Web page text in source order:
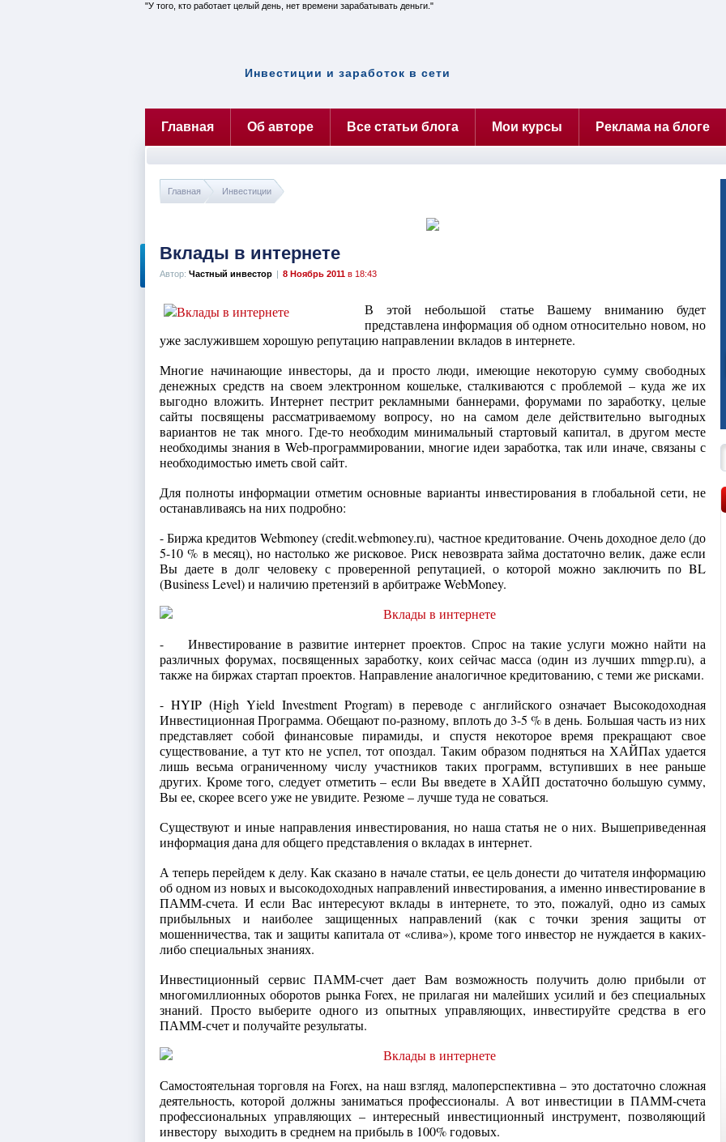
Инвестиции и заработок в сети
У того, кто работает целый день, нет времени зарабатывать деньги.
Главная Об авторе Все статьи блога Мои курсы Реклама на блоге
Главная Инвестиции
Вклады в интернете
Автор: Частный инвестор | 8 Ноябрь 2011 в 18:43
В этой небольшой статье Вашему вниманию будет
представлена информация об одном относительно новом, но
уже заслужившем хорошую репутацию направлении вкладов в интернете.
Многие начинающие инвесторы, да и просто люди, имеющие некоторую сумму свободных
денежных средств на своем электронном кошельке, сталкиваются с проблемой – куда же их
выгодно вложить. Интернет пестрит рекламными баннерами, форумами по заработку, целые
сайты посвящены рассматриваемому вопросу, но на самом деле действительно выгодных
вариантов не так много. Где-то необходим минимальный стартовый капитал, в другом месте
необходимы знания в Web-программировании, многие идеи заработка, так или иначе, связаны с
необходимостью иметь свой сайт.
Для полноты информации отметим основные варианты инвестирования в глобальной сети, не
останавливаясь на них подробно:
- Биржа кредитов Webmoney (credit.webmoney.ru), частное кредитование. Очень доходное дело (до
5-10 % в месяц), но настолько же рисковое. Риск невозврата займа достаточно велик, даже если
Вы даете в долг человеку с проверенной репутацией, о которой можно заключить по BL
(Business Level) и наличию претензий в арбитраже WebMoney.
- Инвестирование в развитие интернет проектов. Спрос на такие услуги можно найти на
различных форумах, посвященных заработку, коих сейчас масса (один из лучших mmgp.ru), а
также на биржах стартап проектов. Направление аналогичное кредитованию, с теми же рисками.
- HYIP (High Yield Investment Program) в переводе с английского означает Высокодоходная
Инвестиционная Программа. Обещают по-разному, вплоть до 3-5 % в день. Большая часть из них
представляет собой финансовые пирамиды, и спустя некоторое время прекращают свое
существование, а тут кто не успел, тот опоздал. Таким образом подняться на ХАЙПах удается
лишь весьма ограниченному числу участников таких программ, вступивших в нее раньше
других. Кроме того, следует отметить – если Вы введете в ХАЙП достаточно большую сумму,
Вы ее, скорее всего уже не увидите. Резюме – лучше туда не соваться.
Существуют и иные направления инвестирования, но наша статья не о них. Вышеприведенная
информация дана для общего представления о вкладах в интернет.
А теперь перейдем к делу. Как сказано в начале статьи, ее цель донести до читателя информацию
об одном из новых и высокодоходных направлений инвестирования, а именно инвестирование в
ПАММ-счета. И если Вас интересуют вклады в интернете, то это, пожалуй, одно из самых
прибыльных и наиболее защищенных направлений (как с точки зрения защиты от
мошенничества, так и защиты капитала от «слива»), кроме того инвестор не нуждается в каких-
либо специальных знаниях.
Инвестиционный сервис ПАММ-счет дает Вам возможность получить долю прибыли от
многомиллионных оборотов рынка Forex, не прилагая ни малейших усилий и без специальных
знаний. Просто выберите одного из опытных управляющих, инвестируйте средства в его
ПАММ-счет и получайте результаты.
Самостоятельная торговля на Forex, на наш взгляд, малоперспективна – это достаточно сложная
деятельность, которой должны заниматься профессионалы. А вот инвестиции в ПАММ-счета
профессиональных управляющих – интересный инвестиционный инструмент, позволяющий
инвестору выходить в среднем на прибыль в 100% годовых.